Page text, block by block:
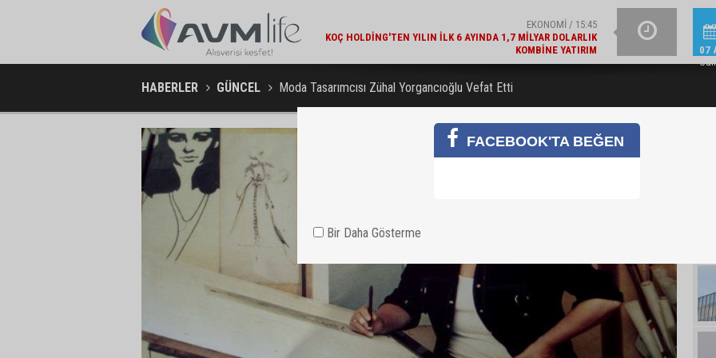
07
GÜNCEL / 15:21
AMBALAJLI SU ÜRETICILERI DERNEĞI'NDEN 2030 UYARISI YAZIN IŞILTISINI
HABERLER GÜNCEL Moda Tasarımcısı Zühal Yorgancıoğlu Vefat Etti
FACEBOOK'TA BEĞEN
Bir Daha Gösterme